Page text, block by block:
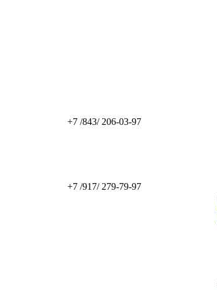
+7 /843/ 206-03-97
+7 /917/ 279-79-97